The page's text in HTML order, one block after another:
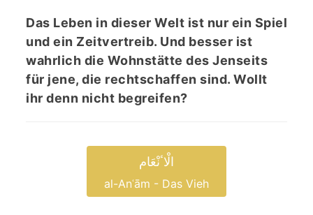
Das Leben in dieser Welt ist nur ein Spiel
und ein Zeitvertreib. Und besser ist
wahrlich die Wohnstätte des Jenseits
für jene, die rechtschaffen sind. Wollt
ihr denn nicht begreifen?
الْاٴنْعَام
al-Anʿām - Das Vieh